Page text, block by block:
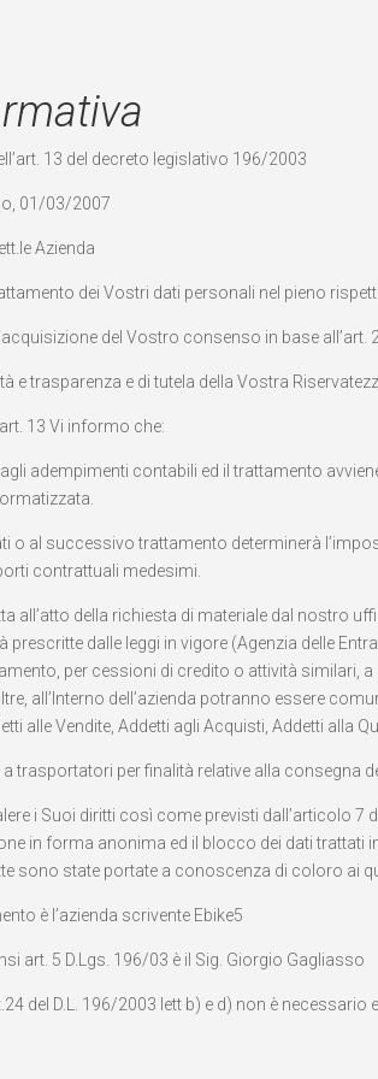
13 del decreto legislativo 196/2003
01/03/2007
Azienda
dei Vostri dati personali nel pieno
del Vostro consenso in base all’art.
trasparenza e di tutela della Vostra
13 Vi informo che:
adempimenti contabili ed il trattamento
al successivo trattamento determinerà
contrattuali medesimi.
della richiesta di materiale dal nostro
dalle leggi in vigore (Agenzia delle
per cessioni di credito o attività similari,
all’Interno dell’azienda potranno essere
alle Vendite, Addetti agli Acquisti, Addetti alla
trasportatori per finalità relative alla consegna
i Suoi diritti così come previsti dall’articolo 7
in forma anonima ed il blocco dei dati trattati
sono state portate a conoscenza di coloro ai
è l’azienda scrivente Ebike5
art. 5 D.Lgs. 196/03 è il Sig. Giorgio Gagliasso
del D.L. 196/2003 lett b) e d) non è necessario